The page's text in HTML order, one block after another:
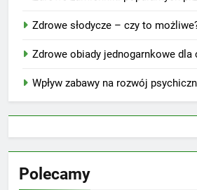
Zdrowe słodycze – czy to
Zdrowe obiady jednogarnkowe dla
Wpływ zabawy na rozwój
Polecamy